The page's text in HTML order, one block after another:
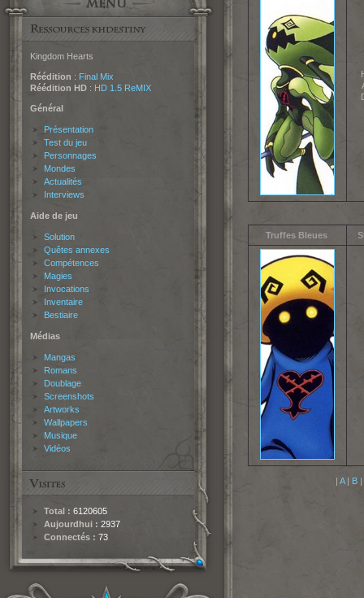
Kingdom Hearts
Réédition : Final Mix
Réédition HD : HD 1.5 ReMIX
Général
Présentation
Test du jeu
Personnages
Mondes
Actualités
Interviews
Aide de jeu
Solution
Quêtes annexes
Compétences
Magies
Invocations
Inventaire
Bestiaire
Médias
Mangas
Romans
Doublage
Screenshots
Artworks
Wallpapers
Musique
Vidéos
Total : 6120605
Aujourdhui : 2937
Connectés : 73
Truffes Bleues
|A| B